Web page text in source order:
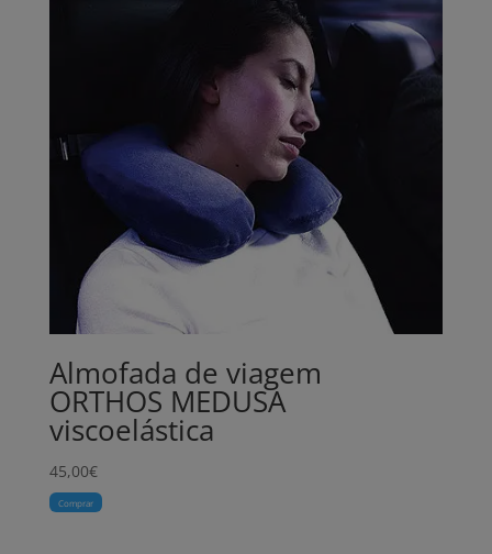
Almofada de viagem
ORTHOS MEDUSA
viscoelástica
45,00€
Comprar